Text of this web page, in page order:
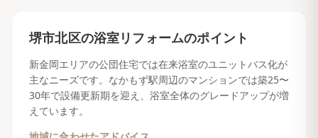
堺市北区の浴室リフォームのポイント
新金岡エリアの公団住宅では在来浴室のユニットバス化が
主なニーズです。なかもず駅周辺のマンションでは築25〜
30年で設備更新期を迎え、浴室全体のグレードアップが増
えています。